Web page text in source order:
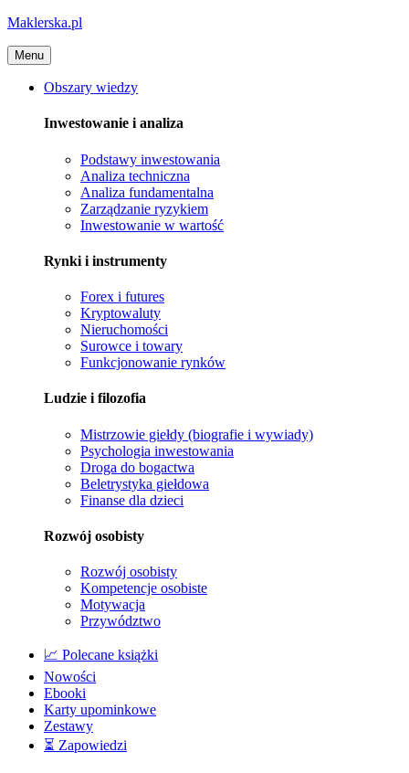
Maklerska.pl
Menu
Obszary wiedzy
Inwestowanie i analiza
Podstawy inwestowania
Analiza techniczna
Analiza fundamentalna
Zarządzanie ryzykiem
Inwestowanie w wartość
Rynki i instrumenty
Forex i futures
Kryptowaluty
Nieruchomości
Surowce i towary
Funkcjonowanie rynków
Ludzie i filozofia
Mistrzowie giełdy (biografie i wywiady)
Psychologia inwestowania
Droga do bogactwa
Beletrystyka giełdowa
Finanse dla dzieci
Rozwój osobisty
Rozwój osobisty
Kompetencje osobiste
Motywacja
Przywództwo
📈 Polecane książki
Nowości
Ebooki
Karty upominkowe
Zestawy
⏳ Zapowiedzi